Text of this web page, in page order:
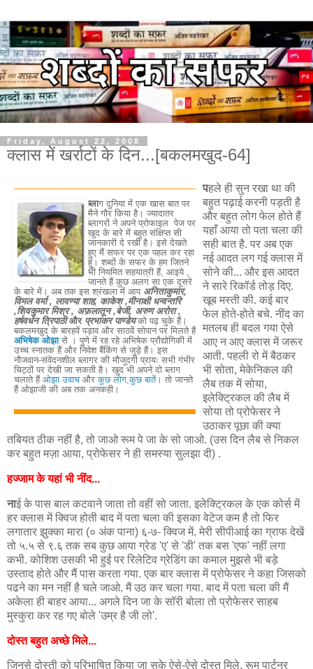
Friday, August 22, 2008
क्लास में खर्राटों के दिन...[बकलमखुद-64]
ब्लाग दुनिया में एक खास बात पर
मैने गौर किया है। ज्यादातर
ब्लागरों ने अपने प्रोफाइल पेज पर
खुद के बारे में बहुत संक्षिप्त सी
जानकारी दे रखी है। इसे देखते
हुए मैं सफर पर एक पहल कर रहा
हूं। शब्दों के सफर के हम जितने
भी नियमित सहयात्री हैं, आइये ,
जानते हैं कुछ अलग सा एक दूसरे
के बारे में। अब तक इस श्रंखला में आप अनिताकुमार,
विमल वर्मा , लावण्या शाह, काकेश ,मीनाक्षी धन्वन्तरि
,शिवकुमार मिश्र , अफ़लातून ,बेजी, अरुण अरोरा ,
हर्षवर्धन त्रिपाठीऔर प्रभाकर पाण्डेयको पढ़ चुके हैं।
बकलमखुद के बारहवें पड़ाव और साठवें सोपान पर मिलते हैं
अभिषेक ओझासे । पुणे में रह रहे अभिषेक प्रौद्योगिकी में
उच्च स्नातक हैं और निवेश बैंकिंग से जुड़े हैं। इस
नौजवान-संवेदनशील ब्लागर की मौजूदगी प्रायः सभी गंभीर
चिट्ठों पर देखी जा सकती है। खुद भी अपने दो ब्लाग
चलाते हैं ओझा उवाचऔरकुछ लोग,कुछ बातें। तो जानते
हैं ओझाजी की अब तक अनकही।
पहले ही सुन रखा था की
बहुत पढ़ाई करनी पड़ती है
और बहुत लोग फेल होते हैं
यहाँ आया तो पता चला की
सही बात है. पर अब एक
नई आदत लग गई क्लास में
सोने की... और इस आदत
ने सारे रिकॉर्ड तोड़ दिए.
खूब मस्ती की. कई बार
फेल होते-होते बचे. नींद का
मतलब ही बदल गया ऐसे
आए न आए क्लास में जरूर
आती. पहली रो में बैठकर
भी सोता, मेकेनिकल की
लैब तक में सोया,
इलेक्ट्रिकल की लैब में
सोया तो प्रोफेसर ने
उठाकर पूछा की क्या
तबियत ठीक नहीं है, तो जाओ रूम पे जा के सो जाओ. (उस दिन लैब से निकल
कर बहुत मज़ा आया, प्रोफेसर ने ही समस्या सुलझा दी) .
हज्जाम के यहां भी नींद...
नाई के पास बाल कटवाने जाता तो वहीं सो जाता. इलेक्ट्रिकल के एक कोर्स में
हर क्लास में क्विज होती बाद में पता चला की इसका वेटेज कम है तो फिर
लगातार झुक्का मारा (० अंक पाना) ६-७- क्विज में. मेरी सीपीआई का ग्राफ देखें
तो ५.५ से ९.६ तक सब कुछ आया ग्रेड 'ए' से 'डी' तक बस 'एफ' नहीं लगा
कभी. कोशिश उसकी भी हुई पर रिलेटिव ग्रेडिंग का कमाल मुझसे भी बड़े
उस्ताद होते और मैं पास करता गया. एक बार क्लास में प्रोफेसर ने कहा जिसको
पढने का मन नहीं है चले जाओ. मैं उठ कर चला गया. बाद में पता चला की मैं
अकेला ही बाहर आया... अगले दिन जा के सॉरी बोला तो प्रोफेसर साहब
मुस्कुरा कर रह गए बोले 'उम्र है जी लो'.
दोस्त बहुत अच्छे मिले...
जिनसे दोस्ती को परिभाषित किया जा सके ऐसे-ऐसे दोस्त मिले. रूम पार्टनर